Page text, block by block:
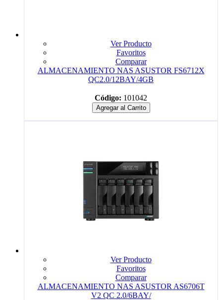
Ver Producto
Favoritos
Comparar
ALMACENAMIENTO NAS ASUSTOR FS6712X
QC2.0/12BAY/4GB
Código: 101042
Agregar al Carrito
Ver Producto
Favoritos
Comparar
ALMACENAMIENTO NAS ASUSTOR AS6706T
V2 QC 2.0/6BAY/